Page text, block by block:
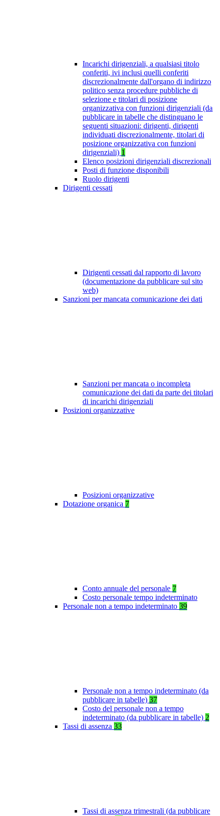
Incarichi dirigenziali, a qualsiasi titolo
conferiti, ivi inclusi quelli conferiti
discrezionalmente dall'organo di indirizzo
politico senza procedure pubbliche di
selezione e titolari di posizione
organizzativa con funzioni dirigenziali (da
pubblicare in tabelle che distinguano le
seguenti situazioni: dirigenti, dirigenti
individuati discrezionalmente, titolari di
posizione organizzativa con funzioni
dirigenziali) 1
Elenco posizioni dirigenziali discrezionali
Posti di funzione disponibili
Ruolo dirigenti
Dirigenti cessati
Dirigenti cessati dal rapporto di lavoro
(documentazione da pubblicare sul sito
web)
Sanzioni per mancata comunicazione dei dati
Sanzioni per mancata o incompleta
comunicazione dei dati da parte dei titolari
di incarichi dirigenziali
Posizioni organizzative
Posizioni organizzative
Dotazione organica 7
Conto annuale del personale 7
Costo personale tempo indeterminato
Personale non a tempo indeterminato 39
Personale non a tempo indeterminato (da
pubblicare in tabelle) 37
Costo del personale non a tempo
indeterminato (da pubblicare in tabelle) 2
Tassi di assenza 33
Tassi di assenza trimestrali (da pubblicare